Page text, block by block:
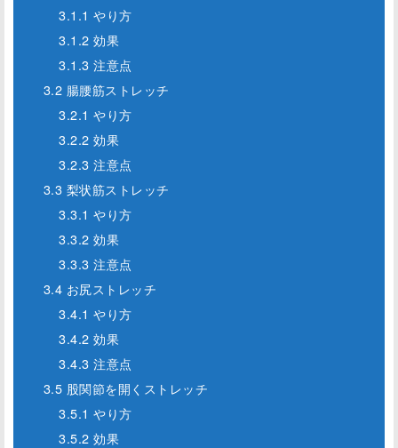
3.1.1 やり方
3.1.2 効果
3.1.3 注意点
3.2 腸腰筋ストレッチ
3.2.1 やり方
3.2.2 効果
3.2.3 注意点
3.3 梨状筋ストレッチ
3.3.1 やり方
3.3.2 効果
3.3.3 注意点
3.4 お尻ストレッチ
3.4.1 やり方
3.4.2 効果
3.4.3 注意点
3.5 股関節を開くストレッチ
3.5.1 やり方
3.5.2 効果